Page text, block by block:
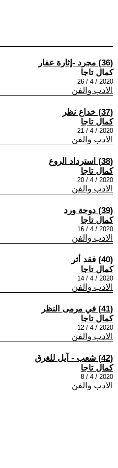
(36) مجرد -إثارة عفار
كمال تاجا
2020 / 4 / 26
الادب والفن
(37) خداع نظر
كمال تاجا
2020 / 4 / 21
الادب والفن
(38) استرداد الروع
كمال تاجا
2020 / 4 / 20
الادب والفن
(39) دوحة ورد
كمال تاجا
2020 / 4 / 16
الادب والفن
(40) فقد أثر
كمال تاجا
2020 / 4 / 14
الادب والفن
(41) في مرمى النظر
كمال تاجا
2020 / 4 / 12
الادب والفن
(42) شعب - آيل للغرق
كمال تاجا
2020 / 4 / 8
الادب والفن